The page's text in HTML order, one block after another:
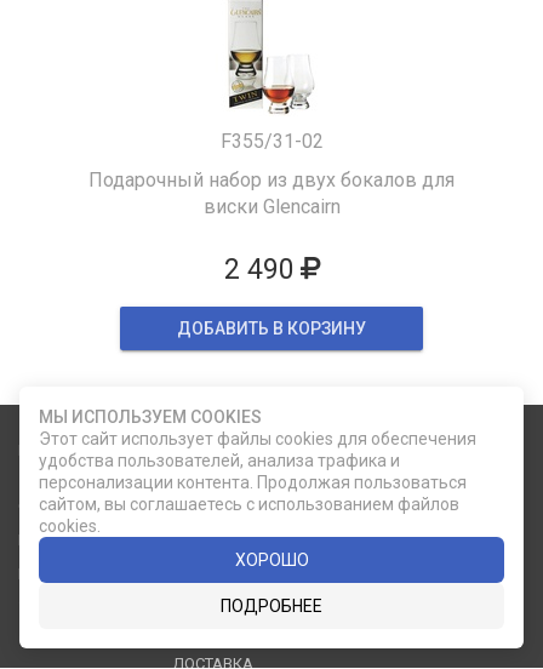
F355/31-02
Подарочный набор из двух бокалов для
виски Glencairn
2 490
ДОБАВИТЬ В КОРЗИНУ
Карта сайта
О КОМПАНИИ
КАТАЛОГ
ПРОИЗВОДИТЕЛИ
НОВОСТИ
СТАТЬИ
PDF КАТАЛОГИ
ДОСТАВКА
Социальные сети
МЫ ИСПОЛЬЗУЕМ COOKIES
Этот сайт использует файлы cookies для обеспечения
удобства пользователей, анализа трафика и
персонализации контента. Продолжая пользоваться
сайтом, вы соглашаетесь с использованием файлов
cookies.
ХОРОШО
ПОДРОБНЕЕ